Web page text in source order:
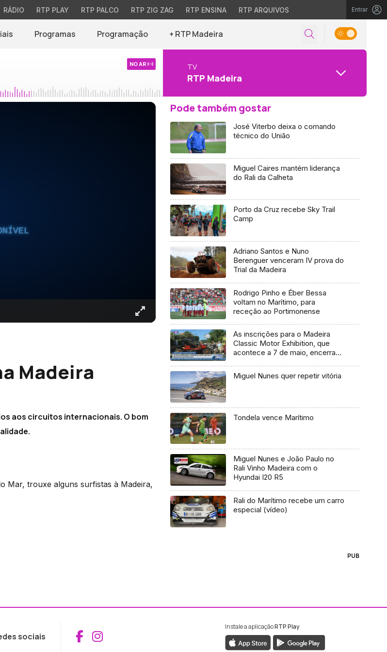
RÁDIO RTP PLAY RTP PALCO RTP ZIG ZAG RTP ENSINA RTP ARQUIVOS Entrar
Programas Programação + RTP Madeira
NO AR TV
RTP Madeira
Madeira
aos circuitos internacionais. O bom
Mar, trouxe alguns surfistas à Madeira,
Pode também gostar
José Viterbo deixa o comando
técnico do União
Miguel Caires mantém liderança
do Rali da Calheta
Porto da Cruz recebe Sky Trail
Camp
Adriano Santos e Nuno
Berenguer venceram IV prova do
Trial da Madeira
Rodrigo Pinho e Éber Bessa
voltam no Marítimo, para
receção ao Portimonense
As inscrições para o Madeira
Classic Motor Exhibition, que
acontece a 7 de maio, encerram
Miguel Nunes quer repetir vitória
Tondela vence Marítimo
Miguel Nunes e João Paulo no
Rali Vinho Madeira com o
Hyundai I20 R5
Rali do Marítimo recebe um carro
especial (vídeo)
PUB
sociais Aceder ao Facebook da RTP Madeira
Aceder ao Instagram da RTP Madeira
Instale a aplicaçãoRTP Play